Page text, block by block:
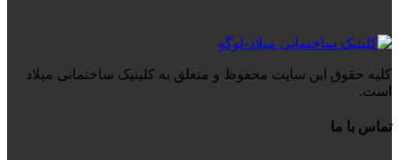
کلیه حقوق این سایت محفوظ و متعلق به کلینیک ساختمانی میلاد
است.
تماس با ما